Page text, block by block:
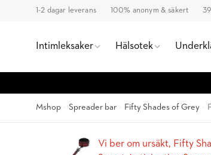
1-2 dagar leverans 100% anonym & säkert
Intimleksaker Hälsotek
Mshop Spreader bar Fifty Shades of Grey
Vi ber om ursäkt, Fifty